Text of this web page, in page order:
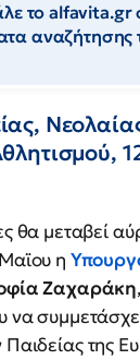
το alfavita.gr
αναζήτησης
θα μεταβεί
η
Ζαχαράκη,
να
της